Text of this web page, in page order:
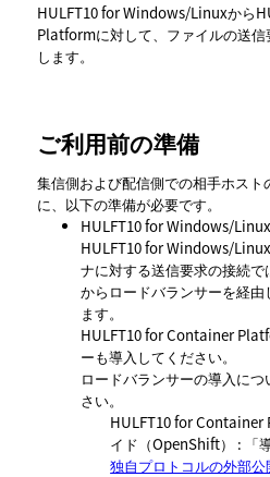
HULFT10 for Windows/Linuxから
Platformに対して、ファイルの送
します。
ご利用前の準備
集信側および配信側での相手ホスト
に、以下の準備が必要です。
HULFT10 for Windows/
HULFT10 for Windows/
ナに対する送信要求の接続
からロードバランサーを経
ます。
HULFT10 for Container
ーも導入してください。
ロードバランサーの導入に
さい。
HULFT10 for Container
イド（OpenShift）
: 「
独自プロトコルの外部公